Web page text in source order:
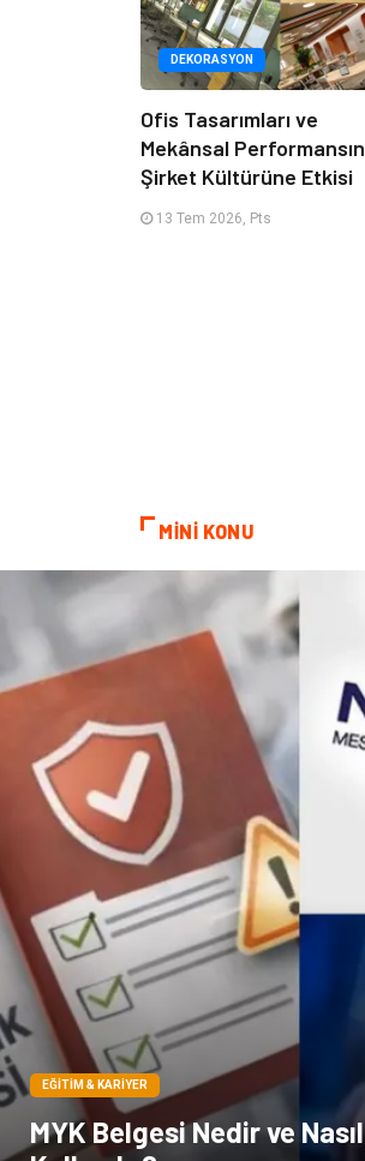
DEKORASYON
Ofis Tasarımları ve
Mekânsal Performansın
Şirket Kültürüne Etkisi
13 Tem 2026, Pts
MİNİ KONU
EĞITIM & KARIYER
MYK Belgesi Nedir ve Nasıl